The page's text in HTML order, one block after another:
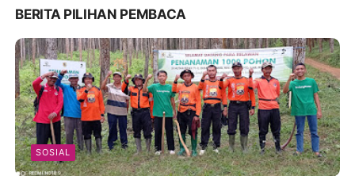
BERITA PILIHAN PEMBACA
SOSIAL